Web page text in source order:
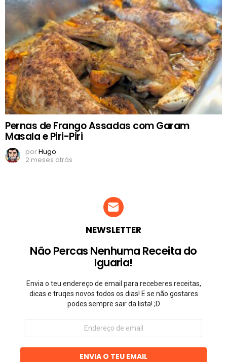
Pernas de Frango Assadas com Garam
Masala e Piri-Piri
porHugo
2 meses atrás
NEWSLETTER
Não Percas Nenhuma Receita do
Iguaria!
Envia o teu endereço de email para receberes receitas,
dicas e truqes novos todos os dias! E se não gostares
podes sempre sair da lista! ;D
Endereço
email
ENVIA O TEU EMAIL